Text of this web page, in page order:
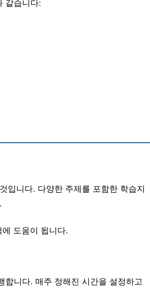
같습니다:
입니다. 다양한 주제를 포함한 학습지
도움이 됩니다.
합니다. 매주 정해진 시간을 설정하고